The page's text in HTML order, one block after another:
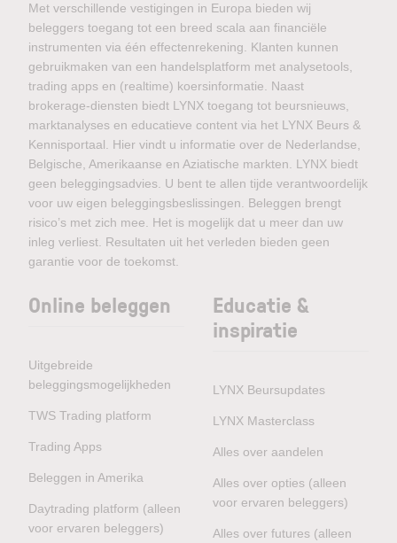
Met verschillende vestigingen in Europa bieden wij
beleggers toegang tot een breed scala aan financiële
instrumenten via één effectenrekening. Klanten kunnen
gebruikmaken van een handelsplatform met analysetools,
trading apps en (realtime) koersinformatie. Naast
brokerage-diensten biedt LYNX toegang tot beursnieuws,
marktanalyses en educatieve content via het LYNX Beurs &
Kennisportaal. Hier vindt u informatie over de Nederlandse,
Belgische, Amerikaanse en Aziatische markten. LYNX biedt
geen beleggingsadvies. U bent te allen tijde verantwoordelijk
voor uw eigen beleggingsbeslissingen. Beleggen brengt
risico’s met zich mee. Het is mogelijk dat u meer dan uw
inleg verliest. Resultaten uit het verleden bieden geen
garantie voor de toekomst.
Online beleggen
Uitgebreide
beleggingsmogelijkheden
TWS Trading platform
Trading Apps
Beleggen in Amerika
Daytrading platform (alleen
voor ervaren beleggers)
Educatie &
inspiratie
LYNX Beursupdates
LYNX Masterclass
Alles over aandelen
Alles over opties (alleen
voor ervaren beleggers)
Alles over futures (alleen